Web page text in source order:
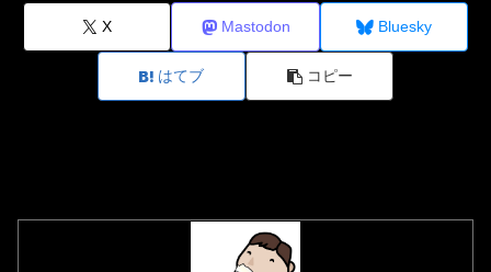
X Mastodon Bluesky
はてブ コピー